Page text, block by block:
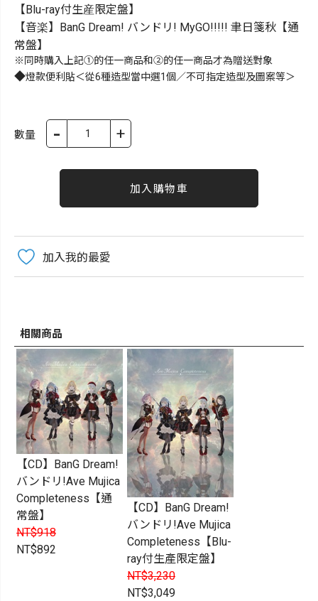
【Blu-ray付生産限定盤】
【音楽】BanG Dream! バンドリ! MyGO!!!!! 聿日箋秋【通
常盤】
※同時購入上記①的任一商品和②的任一商品才為贈送對象
◆燈款便利貼＜從6種造型當中選1個／不可指定造型及圖案等＞
數量 - +
加入購物車
加入我的最愛
相關商品
【CD】BanG Dream!
バンドリ!Ave Mujica
Completeness【通
常盤】
NT$918
NT$892
【CD】BanG Dream!
バンドリ!Ave Mujica
Completeness【Blu-
ray付生產限定盤】
NT$3,230
NT$3,049